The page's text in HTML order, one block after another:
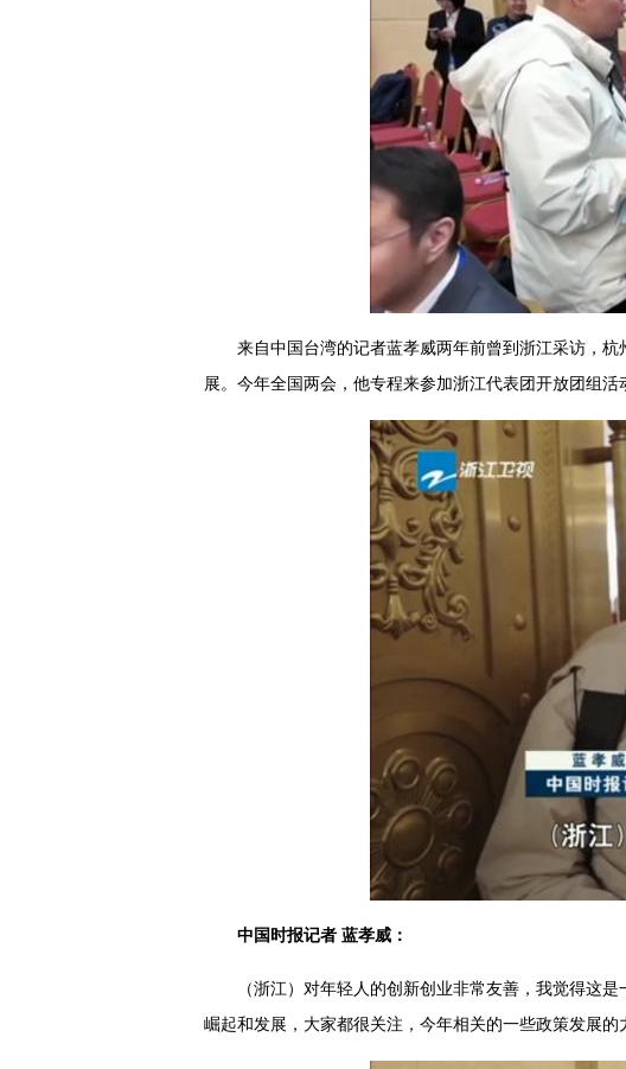
来自中国台湾的记者蓝孝威两年前曾到浙江采访，
展。今年全国两会，他专程来参加浙江代表团开放团组活
中国时报记者 蓝孝威：
（浙江）对年轻人的创新创业非常友善，我觉得这
崛起和发展，大家都很关注，今年相关的一些政策发展的